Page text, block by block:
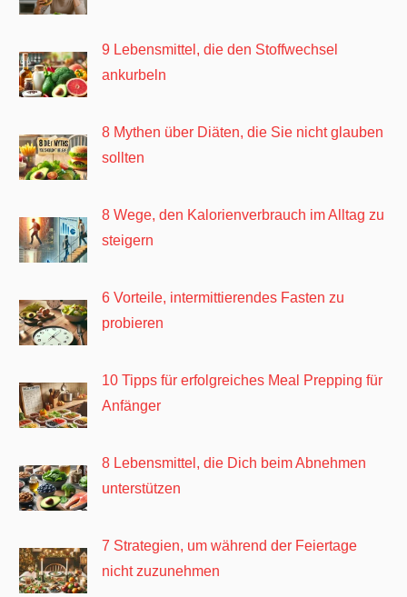
9 Lebensmittel, die den Stoffwechsel
ankurbeln
8 Mythen über Diäten, die Sie nicht glauben
sollten
8 Wege, den Kalorienverbrauch im Alltag zu
steigern
6 Vorteile, intermittierendes Fasten zu
probieren
10 Tipps für erfolgreiches Meal Prepping für
Anfänger
8 Lebensmittel, die Dich beim Abnehmen
unterstützen
7 Strategien, um während der Feiertage
nicht zuzunehmen